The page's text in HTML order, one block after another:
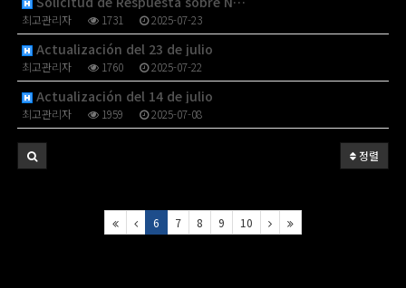
최고관리자 1731 2025-07-23
Actualización del 23 de julio
최고관리자 1760 2025-07-22
Actualización del 14 de julio
최고관리자 1959 2025-07-08
정렬
6 7 8 9 10